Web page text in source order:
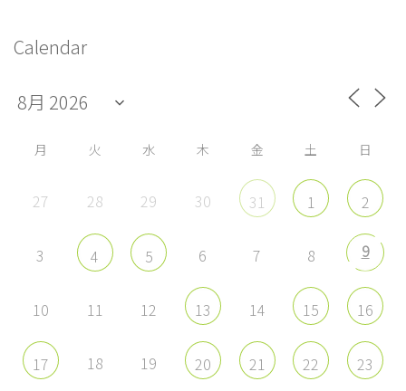
ョ
ィ
ー
を
Facebook
示
ィ
ー
を
Twitter
ィ
ー
を
Instagram
YouTube
示
Calendar
月 火 水 木 金 土 日
27 28 29 30 31 1 2
3 4 5 6 7 8 9
10 11 12 13 14 15 16
17 18 19 20 21 22 23